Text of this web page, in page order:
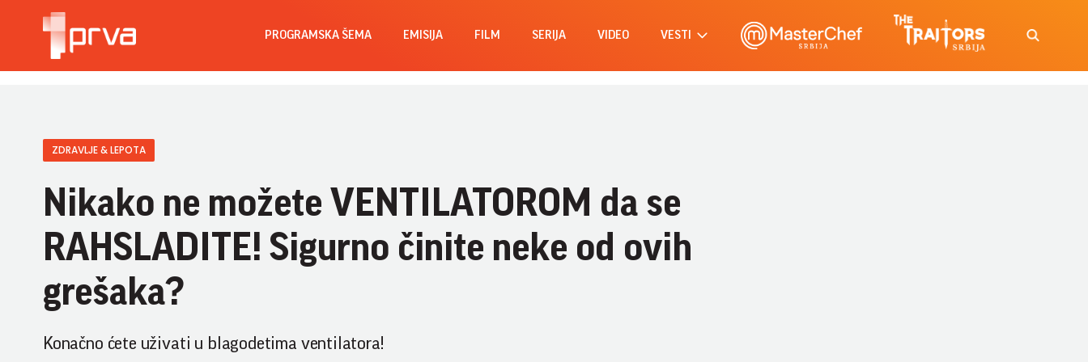
PROGRAMSKA ŠEMA EMISIJA FILM SERIJA VIDEO VESTI
ZDRAVLJE & LEPOTA
Nikako ne možete VENTILATOROM da se
RAHSLADITE! Sigurno činite neke od ovih
grešaka?
Konačno ćete uživati u blagodetima ventilatora!